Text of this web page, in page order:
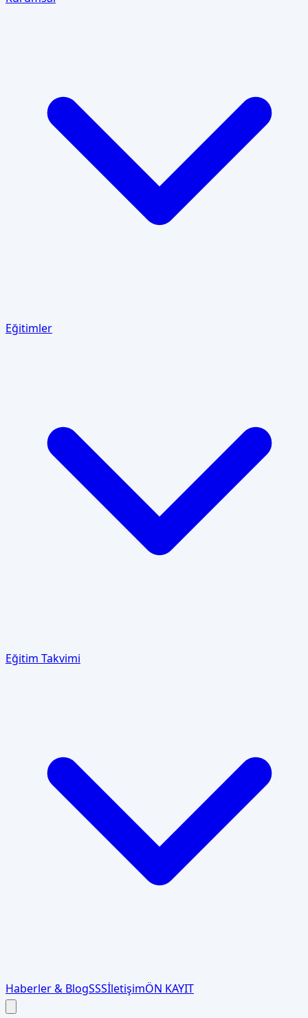
Eğitimler
Eğitim Takvimi
Haberler & BlogSSSİletişimÖN KAYIT